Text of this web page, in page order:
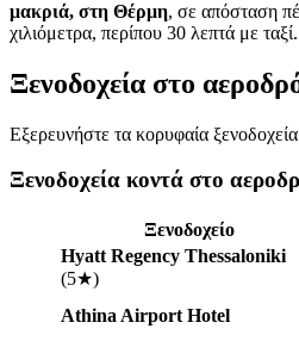
μακριά, στη Θέρμη, σε απόσταση
χιλιόμετρα, περίπου 30 λεπτά με ταξί.
Ξενοδοχεία στο
Εξερευνήστε τα κορυφαία
Ξενοδοχεία κοντά στο
Ξενοδοχείο
Hyatt Regency Thessaloniki
(5★)
Athina Airport Hotel